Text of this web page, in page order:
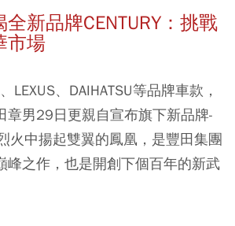
新品牌CENTURY：挑戰
市場
LEXUS、DAIHATSU等品牌車款，
章男29日更親自宣布旗下新品牌-
火中揚起雙翼的鳳凰，是豐田集團
峰之作，也是開創下個百年的新武